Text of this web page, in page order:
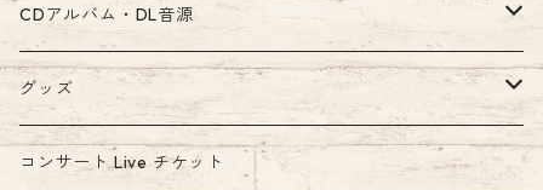
ア行〜カ・ガ行のお名前
高音質WAV500円
お手軽MP3 300円
サ・ザ行〜タ・ダ行のお名前
高音質WAV500円
ナ行〜ハ・パ・バ行のお名前
CDアルバム・DL音源
ダウンロード音源
高音質WAV音源
グッズ
絵本
コンサート Live チケット